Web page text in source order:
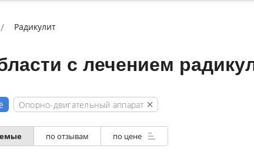
Радикулит
с лечением
Опорно-двигательный аппарат
по отзывам по цене